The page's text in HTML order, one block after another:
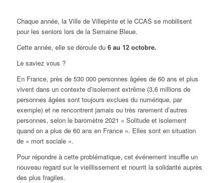
Chaque année, la Ville de Villepinte et le CCAS se mobilisent
pour les seniors lors de la Semaine Bleue.
Cette année, elle se déroule du6 au 12 octobre.
Le saviez vous ?
En France, près de 530 000 personnes âgées de 60 ans et plus
vivent dans un contexte d’isolement extrême (3,6 millions de
personnes âgées sont toujours exclues du numérique, par
exemple) et ne rencontrent jamais ou très rarement d’autres
personnes, selon le baromètre 2021 « Solitude et isolement
quand on a plus de 60 ans en France ». Elles sont en situation
de « mort sociale ».
Pour répondre à cette problématique, cet événement insuffle un
nouveau regard sur le vieillissement et nourrit la solidarité auprès
des plus fragiles.